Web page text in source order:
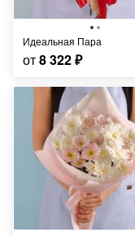
Идеальная Пара
от8 322₽